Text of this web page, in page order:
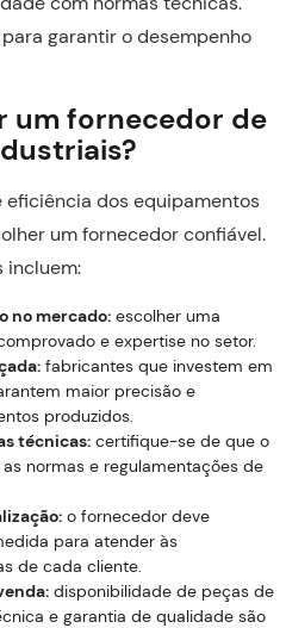
garantir o desempenho
um fornecedor de
eficiência dos equipamentos
um fornecedor confiável.
incluem:
no mercado:escolher uma
e expertise no setor.
fabricantes que investem em
maior precisão e
produzidos.
técnicas:certifique-se de que o
normas e regulamentações de
o fornecedor deve
para atender às
de cada cliente.
disponibilidade de peças de
e garantia de qualidade são